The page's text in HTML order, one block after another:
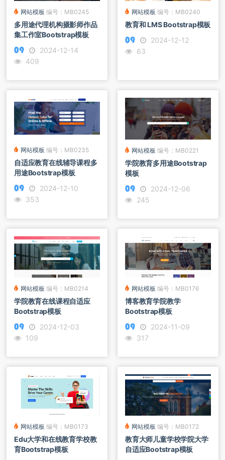
网站模板 编号：MB0245
多用途代理机构摄影师作品
集工作室Bootstrap模板
2024-12-14
409
网站模板 编号：MB0240
教育和 LMS Bootstrap模板
2024-12-12
63
网站模板 编号：MB0235
自适应教育在线辅导课程多
用途Bootstrap模板
2024-12-10
353
网站模板 编号：MB0221
学院教育多用途Bootstrap
模板
2024-12-06
245
网站模板 编号：MB0214
学院教育在线课程自适应
Bootstrap模板
2024-12-03
109
网站模板 编号：MB0176
博客教育学院教学
Bootstrap模板
2024-11-09
317
网站模板 编号：MB0173
Edu大学和在线教育学校教
育Bootstrap模板
网站模板 编号：MB0172
教育大师儿童学校学院大学
自适应Bootstrap模板